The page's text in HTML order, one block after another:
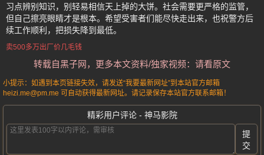
习点辨别知识，别轻易相信天上掉的大饼。社会需要更严格的监管，
但自己擦亮眼睛才是根本。希望受害者们能尽快走出来，也祝警方后
续工作顺利，把损失降到最低。
卖500多万出厂价几毛钱
转载自黑子网，更多本文资料/独家视频：请看原文
小提示：如遇到本页链接失效，请发送“我要最新网址”到本站官方邮箱
heizi.me@pm.me 可自动获得最新网址。请记录保存本站官方联系邮箱！
精彩用户评论 - 神马影院
提
交